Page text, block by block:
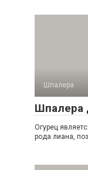
Шпалера
Шпалера
Огурец
рода лиана,